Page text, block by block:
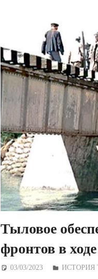
Тыловое
фронтов в
03/03/2023 Дежурный
ИСТОРИЯ